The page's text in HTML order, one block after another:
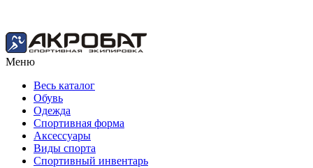
Меню
Весь каталог
Обувь
Одежда
Спортивная форма
Аксессуары
Виды спорта
Спортивный инвентарь